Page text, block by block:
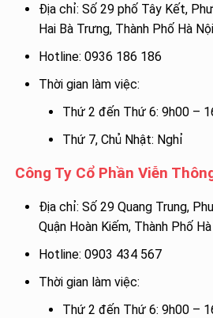
Địa chỉ: Số 29 phố Tây Kết,
Hai Bà Trưng, Thành Phố Hà Nội
Hotline: 0936 186 186
Thời gian làm việc:
Thứ 2 đến Thứ 6: 9h00 –
Thứ 7, Chủ Nhật: Nghỉ
Công Ty Cổ Phần Viễn
Địa chỉ: Số 29 Quang Trung,
Quận Hoàn Kiếm, Thành Phố
Hotline: 0903 434 567
Thời gian làm việc:
Thứ 2 đến Thứ 6: 9h00 –